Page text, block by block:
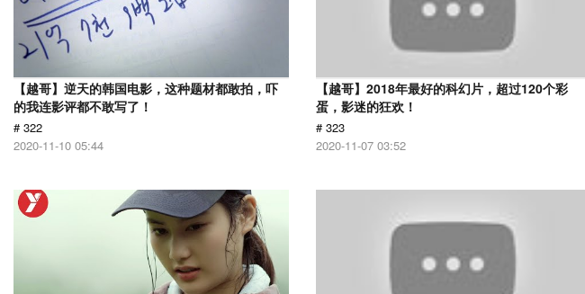
【越哥】逆天的韩国电影，这种题材都敢拍，吓
的我连影评都不敢写了！
# 322
2020-11-10 05:44
【越哥】2018年最好的科幻片，超过120个彩
蛋，影迷的狂欢！
# 323
2020-11-07 03:52